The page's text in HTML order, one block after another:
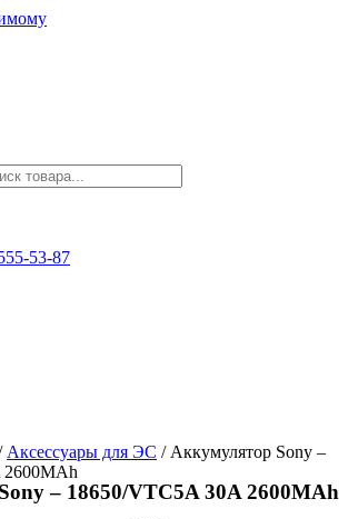
53-87
Аксессуары для ЭС / Аккумулятор Sony –
2600MAh
– 18650/VTC5A 30A 2600MAh